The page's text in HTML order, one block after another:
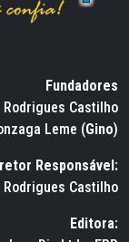
Fundadores
Castilho
Leme (Gino)
Responsável:
Castilho
Editora: